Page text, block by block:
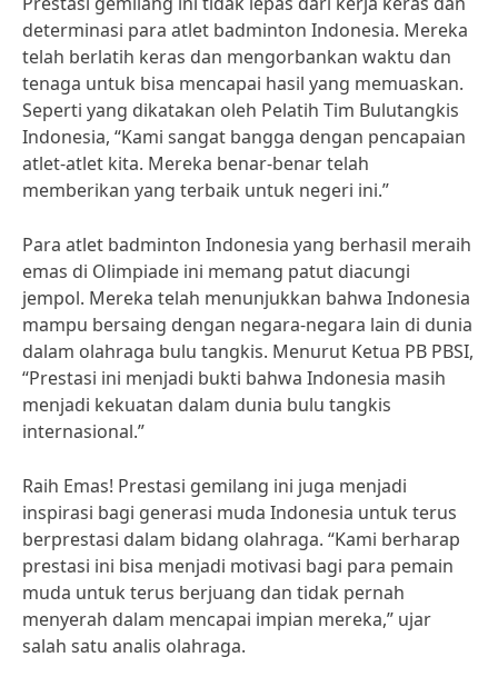
determinasi para atlet badminton Indonesia. Mereka
telah berlatih keras dan mengorbankan waktu dan
tenaga untuk bisa mencapai hasil yang memuaskan.
Seperti yang dikatakan oleh Pelatih Tim Bulutangkis
Indonesia, “Kami sangat bangga dengan pencapaian
atlet-atlet kita. Mereka benar-benar telah
memberikan yang terbaik untuk negeri ini.”
Para atlet badminton Indonesia yang berhasil meraih
emas di Olimpiade ini memang patut diacungi
jempol. Mereka telah menunjukkan bahwa Indonesia
mampu bersaing dengan negara-negara lain di dunia
dalam olahraga bulu tangkis. Menurut Ketua PB PBSI,
“Prestasi ini menjadi bukti bahwa Indonesia masih
menjadi kekuatan dalam dunia bulu tangkis
internasional.”
Raih Emas! Prestasi gemilang ini juga menjadi
inspirasi bagi generasi muda Indonesia untuk terus
berprestasi dalam bidang olahraga. “Kami berharap
prestasi ini bisa menjadi motivasi bagi para pemain
muda untuk terus berjuang dan tidak pernah
menyerah dalam mencapai impian mereka,” ujar
salah satu analis olahraga.